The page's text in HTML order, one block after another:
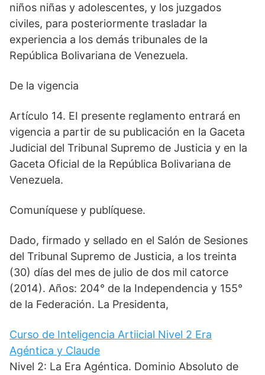
niños niñas y adolescentes, y los juzgados
civiles, para posteriormente trasladar la
experiencia a los demás tribunales de la
República Bolivariana de Venezuela.
De la vigencia
Artículo 14. EI presente reglamento entrará en
vigencia a partir de su publicación en la Gaceta
Judicial del Tribunal Supremo de Justicia y en la
Gaceta Oficial de la República Bolivariana de
Venezuela.
Comuníquese y publíquese.
Dado, firmado y sellado en el Salón de Sesiones
del Tribunal Supremo de Justicia, a los treinta
(30) días del mes de julio de dos mil catorce
(2014). Años: 204° de la Independencia y 155°
de la Federación. La Presidenta,
Curso de Inteligencia Artiicial Nivel 2 Era
Agéntica y Claude
Nivel 2: La Era Agéntica. Dominio Absoluto de